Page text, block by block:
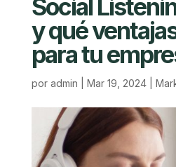
Social
y qué
para tu
por admin Mar 19, 2024|